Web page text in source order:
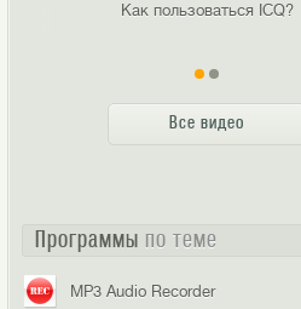
Как пользоваться ICQ?
Все видео
Программы по теме
MP3 Audio Recorder